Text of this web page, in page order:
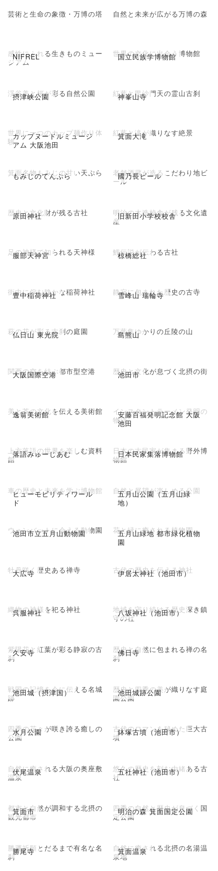
芸術と生命の象徴・万博の塔 自然と未来が広がる万博の森
NIFREL
感性にふれる生きものミュー
ジアム
国立民族学博物館
世界の文化に出会う博物館
摂津峡公園
渓谷美と桜が彩る自然公園 神峯山寺
紅葉と毘沙門天の霊山古刹
カップヌードルミュージ
アム 大阪池田
世界に一つのカップ麺作り体
験
箕面大滝
紅葉と滝が織りなす絶景
もみじのてんぷら
箕面名物もみじの甘い天ぷら 國乃長ビール
老舗酒蔵が造るこだわり地ビ
ール
原田神社
歴史と文化財が残る古社 旧新田小学校校舎
明治の木造校舎が残る文化遺
産
服部天神宮
足の神様で知られる天神様 椋橋総社
鯉伝説が伝わる古社
豊中稲荷神社
街中に佇む静かな稲荷神社 雪峰山 瑞輪寺
静寂に包まれた歴史の古寺
仏日山 東光院
萩の花が彩る古刹の庭園 島熊山
万葉集ゆかりの丘陵の山
大阪国際空港
関西の空を結ぶ都市型空港 池田市
歴史と文化が息づく北摂の街
逸翁美術館
美と茶の文化を伝える美術館
安藤百福発明記念館 大阪
池田
インスタントラーメン発明の
物語
落語みゅーじあむ
上方落語の世界を楽しむ資料
館
日本民家集落博物館
日本の古民家が集まる野外博
物館
ヒューモビリティワール
ド
車の歴史と未来を学ぶ博物館
五月山公園（五月山緑
地）
自然と展望が楽しめる公園
池田市立五月山動物園
ウォンバットに会える動物園
五月山緑地 都市緑化植物
園
花と緑に癒される植物園
大広寺
牡丹咲く歴史ある禅寺 伊居太神社（池田市）
古代の歴史を伝える神社
呉服神社
織物の神様を祀る神社 八坂神社（池田市）
地域を守り続ける歴史深き鎮
守の社
久安寺
紫陽花と紅葉が彩る静寂の古
刹
佛日寺
歴史と自然に包まれる禅の名
刹
池田城（摂津国）
戦国の記憶を今に伝える名城
跡
池田城跡公園
歴史と四季の美が織りなす庭
園公園
水月公園
四季の花々が咲き誇る癒しの
公園
鉢塚古墳（池田市）
古代のロマンを秘めた巨大古
墳
伏尾温泉
自然に癒される大阪の奥座敷
温泉
五社神社（池田市）
悠久の歴史を刻む由緒ある古
社
箕面市
都市と自然が調和する北摂の
観光都市
明治の森 箕面国定公園
四季の自然と歴史が息づく国
定公園
勝尾寺
勝運祈願とだるまで有名な名
刹
箕面温泉
自然に癒される北摂の名湯温
泉地